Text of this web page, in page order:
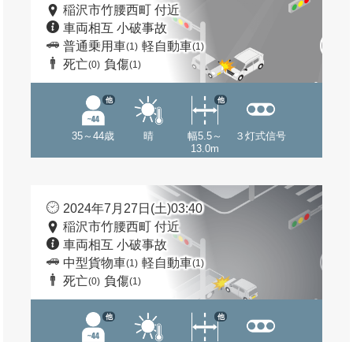
稲沢市竹腰西町 付近
車両相互 小破事故
普通乗用車(1) 軽自動車(1)
死亡(0) 負傷(1)
35～44歳
他
晴
幅5.5～
13.0m
他
３灯式信号
2024年7月27日(土)03:40
稲沢市竹腰西町 付近
車両相互 小破事故
中型貨物車(1) 軽自動車(1)
死亡(0) 負傷(1)
他 他